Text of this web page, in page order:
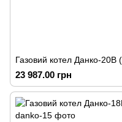
Газовий котел Данко-20В
23 987.00 грн